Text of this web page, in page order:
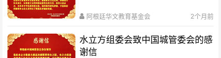
阿根廷华文教育基金会 2个月前
水立方组委会致中国城管委会的感
谢信